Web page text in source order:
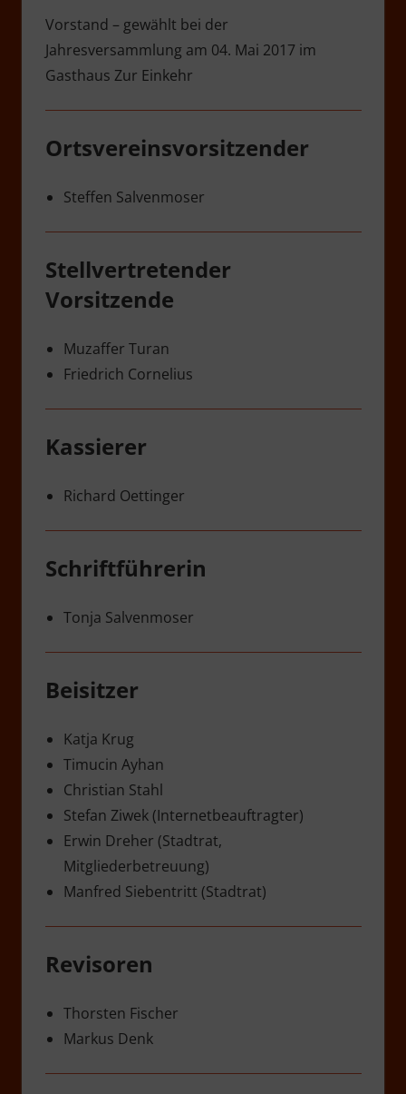
Vorstand – gewählt bei der
Jahresversammlung am 04. Mai 2017 im
Gasthaus Zur Einkehr
Ortsvereinsvorsitzender
Steffen Salvenmoser
Stellvertretender
Vorsitzende
Muzaffer Turan
Friedrich Cornelius
Kassierer
Richard Oettinger
Schriftführerin
Tonja Salvenmoser
Beisitzer
Katja Krug
Timucin Ayhan
Christian Stahl
Stefan Ziwek (Internetbeauftragter)
Erwin Dreher (Stadtrat,
Mitgliederbetreuung)
Manfred Siebentritt (Stadtrat)
Revisoren
Thorsten Fischer
Markus Denk